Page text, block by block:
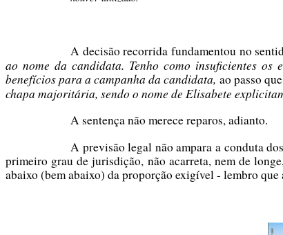
A decisão recorrida fundamentou no
ao nome da candidata. Tenho como insuficientes os
benefícios para a campanha da candidata, ao passo
chapa majoritária, sendo o nome de Elisabete
A sentença não merece reparos, adianto.
A previsão legal não ampara a conduta
primeiro grau de jurisdição, não acarreta, nem de
abaixo (bem abaixo) da proporção exigível - lembro